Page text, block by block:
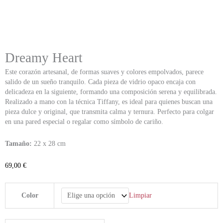
Dreamy Heart
Este corazón artesanal, de formas suaves y colores empolvados, parece
salido de un sueño tranquilo. Cada pieza de vidrio opaco encaja con
delicadeza en la siguiente, formando una composición serena y equilibrada.
Realizado a mano con la técnica Tiffany, es ideal para quienes buscan una
pieza dulce y original, que transmita calma y ternura. Perfecto para colgar
en una pared especial o regalar como símbolo de cariño.
Tamaño: 22 x 28 cm
69,00 €
Color Limpiar
cantidad